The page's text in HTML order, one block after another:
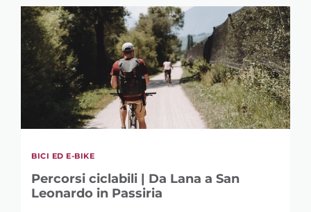
BICI ED E-BIKE
Percorsi ciclabili | Da Lana a San
Leonardo in Passiria